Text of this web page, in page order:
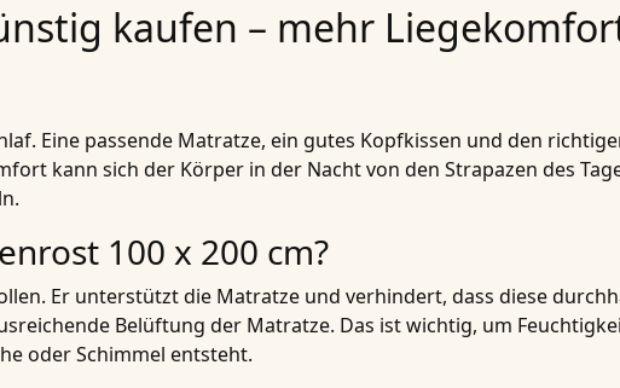
kaufen – mehr
Eine passende Matratze, ein gutes Kopfkissen und den
kann sich der Körper in der Nacht von den Strapazen des
100 x 200 cm?
Er unterstützt die Matratze und verhindert, dass diese
Belüftung der Matratze. Das ist wichtig, um
oder Schimmel entsteht.